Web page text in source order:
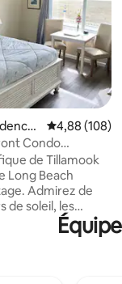
Évaluation
4,88 (108)
Condo
de Tillamook
Long Beach
Admirez de
de soleil, les
et les
la faune et les